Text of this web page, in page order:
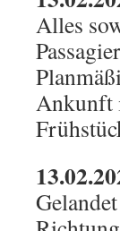
Alles
Ankunft